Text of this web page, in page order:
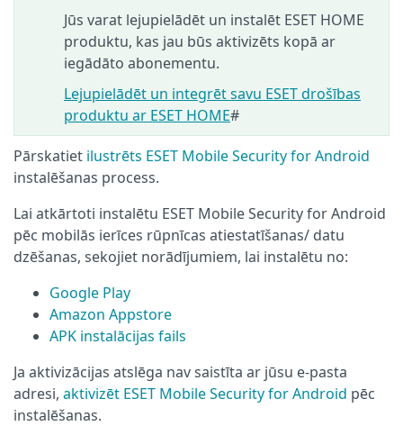
Jūs varat lejupielādēt un instalēt ESET HOME
produktu, kas jau būs aktivizēts kopā ar
iegādāto abonementu.
Lejupielādēt un integrēt savu ESET drošības
produktu ar ESET HOME#
Pārskatiet ilustrēts ESET Mobile Security for Android
instalēšanas process.
Lai atkārtoti instalētu ESET Mobile Security for Android
pēc mobilās ierīces rūpnīcas atiestatīšanas/ datu
dzēšanas, sekojiet norādījumiem, lai instalētu no:
Google Play
Amazon Appstore
APK instalācijas fails
Ja aktivizācijas atslēga nav saistīta ar jūsu e-pasta
adresi, aktivizēt ESET Mobile Security for Android pēc
instalēšanas.